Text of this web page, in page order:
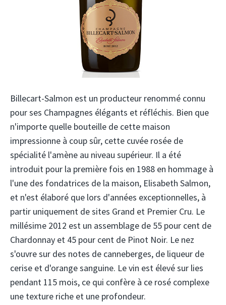
Billecart-Salmon est un producteur renommé connu
pour ses Champagnes élégants et réfléchis. Bien que
n'importe quelle bouteille de cette maison
impressionne à coup sûr, cette cuvée rosée de
spécialité l'amène au niveau supérieur. Il a été
introduit pour la première fois en 1988 en hommage à
l'une des fondatrices de la maison, Elisabeth Salmon,
et n'est élaboré que lors d'années exceptionnelles, à
partir uniquement de sites Grand et Premier Cru. Le
millésime 2012 est un assemblage de 55 pour cent de
Chardonnay et 45 pour cent de Pinot Noir. Le nez
s'ouvre sur des notes de canneberges, de liqueur de
cerise et d'orange sanguine. Le vin est élevé sur lies
pendant 115 mois, ce qui confère à ce rosé complexe
une texture riche et une profondeur.